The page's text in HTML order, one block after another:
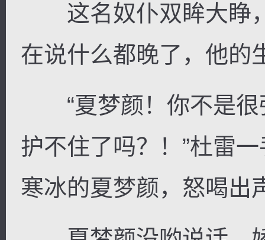
这名奴仆双眸大睁
在说什么都晚了，他的
“夏梦颜！你不是很
护不住了吗？！”杜雷
寒冰的夏梦颜，怒喝出